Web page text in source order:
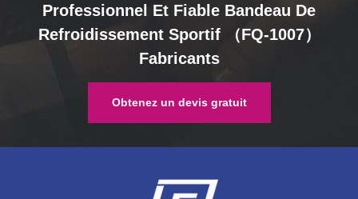
Professionnel Et Fiable Bandeau De
Refroidissement Sportif （FQ-1007）
Fabricants
Obtenez un devis gratuit